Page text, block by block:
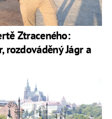
Ztraceného:
rozdováděný Jágr a